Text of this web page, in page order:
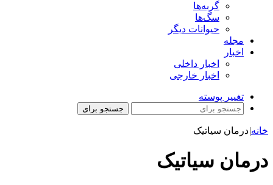
گربه‌ها
سگ‌ها
حیوانات دیگر
مجله
اخبار
اخبار داخلی
اخبار خارجی
تغییر پوسته
جستجو برای
خانه|درمان سیاتیک
درمان سیاتیک